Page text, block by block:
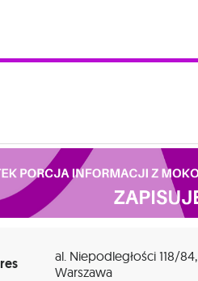
al. Niepodległości 118/84,
Warszawa